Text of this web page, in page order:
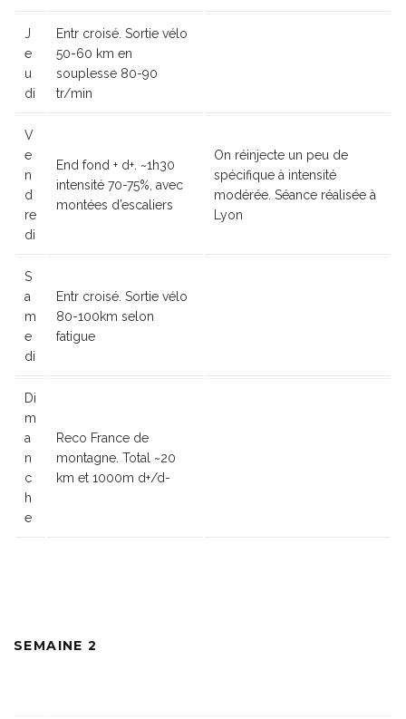
J
e
u
di
Entr croisé. Sortie vélo
50-60 km en
souplesse 80-90
tr/min
V
e
n
d
re
di
End fond + d+. ~1h30
intensité 70-75%, avec
montées d’escaliers
On réinjecte un peu de
spécifique à intensité
modérée. Séance réalisée à
Lyon
S
a
m
e
di
Entr croisé. Sortie vélo
80-100km selon
fatigue
Di
m
a
n
c
h
e
Reco France de
montagne. Total ~20
km et 1000m d+/d-
SEMAINE 2